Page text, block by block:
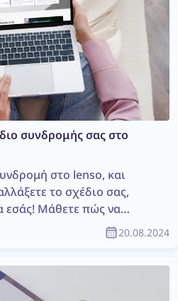
συνδρομής σας στο
στο lenso, και
το σχέδιο σας,
εσάς! Μάθετε πώς να
ή ακυρώσετε τη
θα επηρεάσει το
20.08.2024